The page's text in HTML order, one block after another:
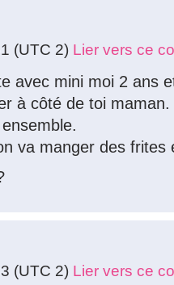
(UTC 2) Lier vers ce
avec mini moi 2 ans
à côté de toi maman.
va manger des frites
(UTC 2) Lier vers ce